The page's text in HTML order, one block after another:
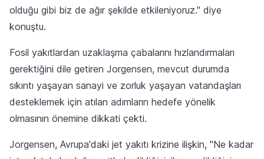
olduğu gibi biz de ağır şekilde etkileniyoruz." diye
konuştu.
Fosil yakıtlardan uzaklaşma çabalarını hızlandırmaları
gerektiğini dile getiren Jorgensen, mevcut durumda
sıkıntı yaşayan sanayi ve zorluk yaşayan vatandaşları
desteklemek için atılan adımların hedefe yönelik
olmasının önemine dikkati çekti.
Jorgensen, Avrupa'daki jet yakıtı krizine ilişkin, "Ne kadar